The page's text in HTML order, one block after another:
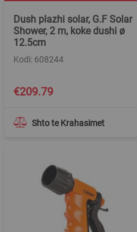
Dush plazhi solar, G.F Solar
Shower, 2 m, koke dushi ø
12.5cm
Kodi: 608244
Shto te Krahasimet
€209.79